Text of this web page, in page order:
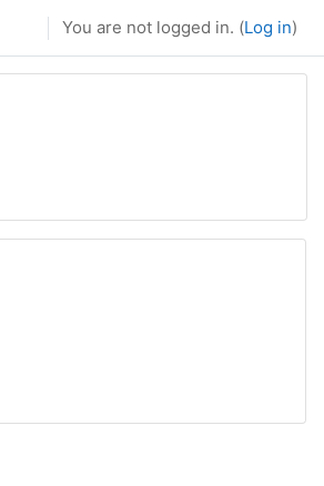
You are not logged in. (Log in)